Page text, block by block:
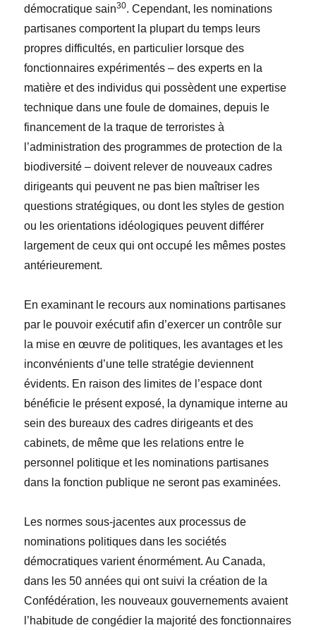
démocratique sain30. Cependant, les nominations
partisanes comportent la plupart du temps leurs
propres difficultés, en particulier lorsque des
fonctionnaires expérimentés – des experts en la
matière et des individus qui possèdent une expertise
technique dans une foule de domaines, depuis le
financement de la traque de terroristes à
l’administration des programmes de protection de la
biodiversité – doivent relever de nouveaux cadres
dirigeants qui peuvent ne pas bien maîtriser les
questions stratégiques, ou dont les styles de gestion
ou les orientations idéologiques peuvent différer
largement de ceux qui ont occupé les mêmes postes
antérieurement.
En examinant le recours aux nominations partisanes
par le pouvoir exécutif afin d’exercer un contrôle sur
la mise en œuvre de politiques, les avantages et les
inconvénients d’une telle stratégie deviennent
évidents. En raison des limites de l’espace dont
bénéficie le présent exposé, la dynamique interne au
sein des bureaux des cadres dirigeants et des
cabinets, de même que les relations entre le
personnel politique et les nominations partisanes
dans la fonction publique ne seront pas examinées.
Les normes sous-jacentes aux processus de
nominations politiques dans les sociétés
démocratiques varient énormément. Au Canada,
dans les 50 années qui ont suivi la création de la
Confédération, les nouveaux gouvernements avaient
l’habitude de congédier la majorité des fonctionnaires